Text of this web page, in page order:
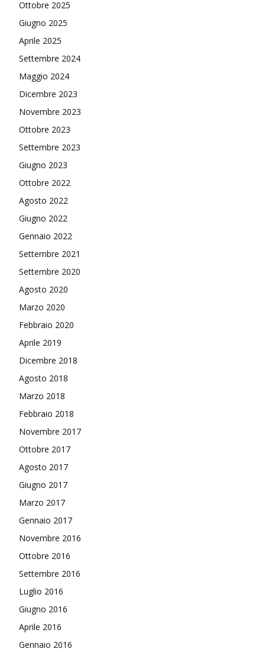
Ottobre 2025
Giugno 2025
Aprile 2025
Settembre 2024
Maggio 2024
Dicembre 2023
Novembre 2023
Ottobre 2023
Settembre 2023
Giugno 2023
Ottobre 2022
Agosto 2022
Giugno 2022
Gennaio 2022
Settembre 2021
Settembre 2020
Agosto 2020
Marzo 2020
Febbraio 2020
Aprile 2019
Dicembre 2018
Agosto 2018
Marzo 2018
Febbraio 2018
Novembre 2017
Ottobre 2017
Agosto 2017
Giugno 2017
Marzo 2017
Gennaio 2017
Novembre 2016
Ottobre 2016
Settembre 2016
Luglio 2016
Giugno 2016
Aprile 2016
Gennaio 2016